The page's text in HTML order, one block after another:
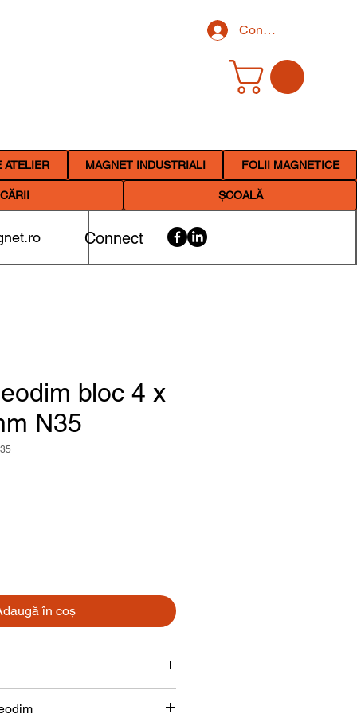
Conectează-te
ATELIER MAGNET INDUSTRIALI FOLII MAGNETICE
ȘCOALĂ
Connect
bloc 4 x
N35
în coș